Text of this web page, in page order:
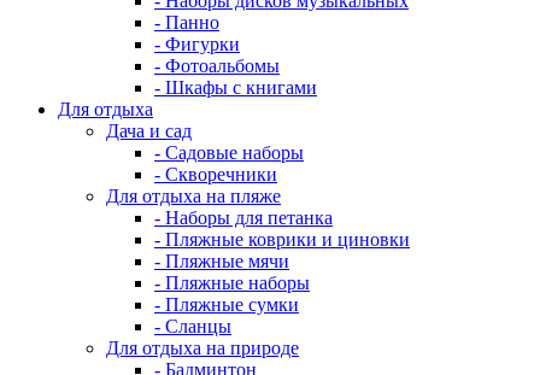
- Панно
- Фигурки
- Фотоальбомы
- Шкафы с книгами
Для отдыха
Дача и сад
- Садовые наборы
- Скворечники
Для отдыха на пляже
- Наборы для петанка
- Пляжные коврики и циновки
- Пляжные мячи
- Пляжные наборы
- Пляжные сумки
- Сланцы
Для отдыха на природе
- Бадминтон